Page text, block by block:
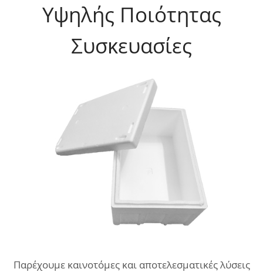
Υψηλής Ποιότητας
Συσκευασίες
Παρέχουμε καινοτόμες και αποτελεσματικές λύσεις